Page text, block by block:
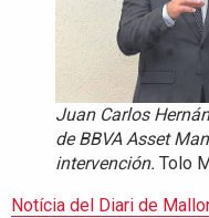
Juan Carlos
de BBVA Asset
intervención. Tolo
Notícia del Diari de